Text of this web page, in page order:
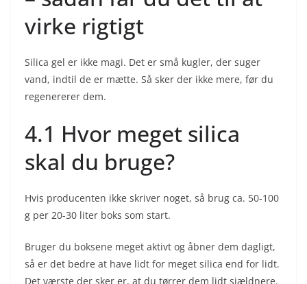
virke rigtigt
Silica gel er ikke magi. Det er små kugler, der suger
vand, indtil de er mætte. Så sker der ikke mere, før du
regenererer dem.
4.1 Hvor meget silica
skal du bruge?
Hvis producenten ikke skriver noget, så brug ca. 50-100
g per 20-30 liter boks som start.
Bruger du boksene meget aktivt og åbner dem dagligt,
så er det bedre at have lidt for meget silica end for lidt.
Det værste der sker er, at du tørrer dem lidt sjældnere.